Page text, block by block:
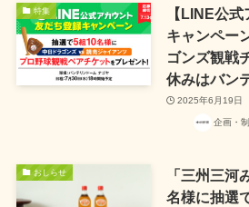
特集
【LINE公
キャンペー
ゴンズ観戦
休みはバン
2025年6月19日
企画・
おしらせ
「三州三河
名様に抽選